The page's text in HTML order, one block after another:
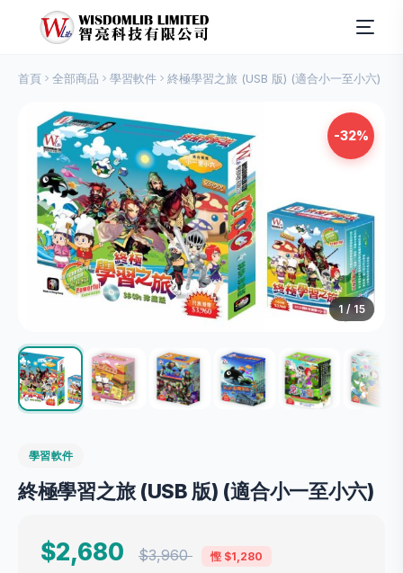
首頁 全部商品 學習軟件 終極學習之旅 (USB 版) (適合小一至小六)
-32%
1/ 15
學習軟件
終極學習之旅 (USB 版) (適合小一至小六)
$2,680 $3,960 慳 $1,280